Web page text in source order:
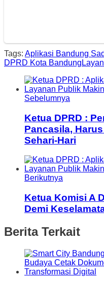
Tags: Aplikasi Bandung
DPRD Kota Bandung
Sebelumnya
Ketua DPRD :
Pancasila,
Sehari-Hari
Berikutnya
Ketua Komisi A
Demi
Berita Terkait